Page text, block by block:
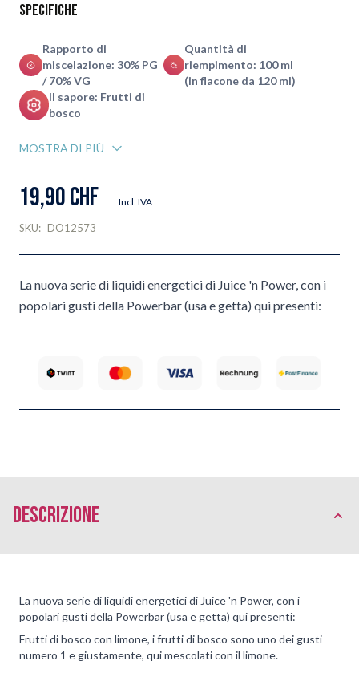
Specifiche
Rapporto di
miscelazione: 30% PG
/ 70% VG
Quantità di
riempimento: 100 ml
(in flacone da 120 ml)
Il sapore: Frutti di
bosco
MOSTRA DI PIÙ
19,90 CHF Incl. IVA
SKU: DO12573
La nuova serie di liquidi energetici di Juice 'n Power, con i
popolari gusti della Powerbar (usa e getta) qui presenti:
Descrizione
La nuova serie di liquidi energetici di Juice 'n Power, con i
popolari gusti della Powerbar (usa e getta) qui presenti:
Frutti di bosco con limone, i frutti di bosco sono uno dei gusti
numero 1 e giustamente, qui mescolati con il limone.